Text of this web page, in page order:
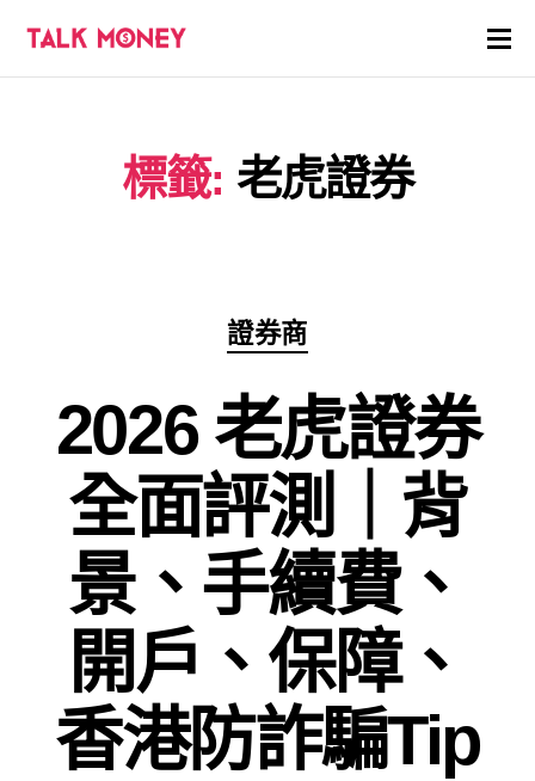
虛擬貨幣
標籤: 老虎證券
分
類
證券商
2026 老虎證券
全面評測｜背
景、手續費、
開戶、保障、
香港防詐騙Tip